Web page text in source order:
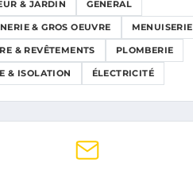
& JARDIN GENERAL
& GROS OEUVRE MENUISERIE
& REVÊTEMENTS PLOMBERIE
& ISOLATION ÉLECTRICITÉ